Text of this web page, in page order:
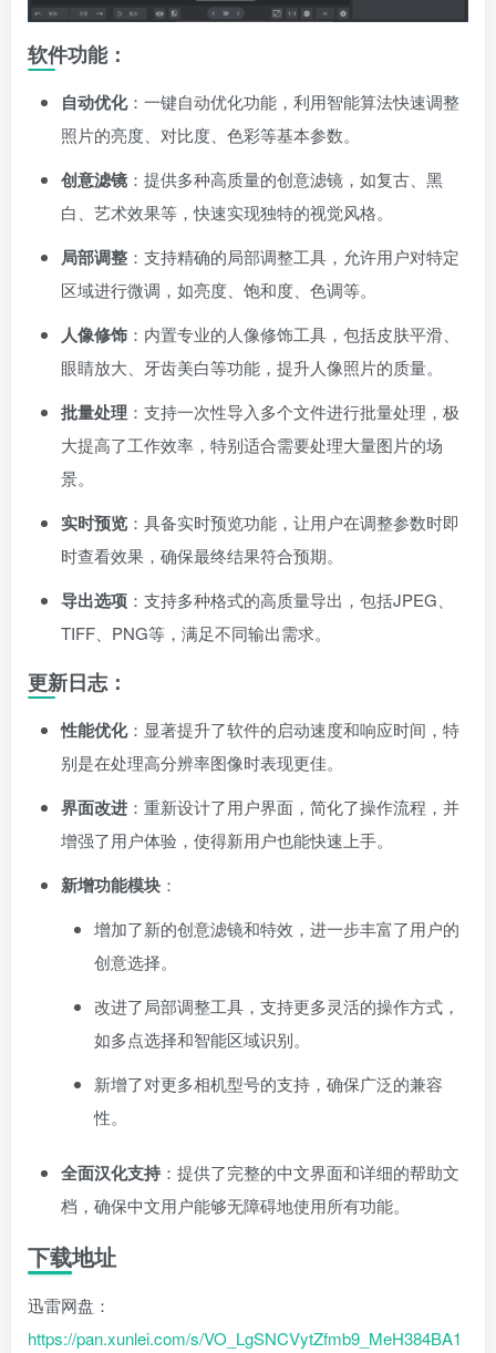
软件功能：
自动优化：一键自动优化功能，利用智能算法快速调整
照片的亮度、对比度、色彩等基本参数。
创意滤镜 ：提供多种高质量的创意滤镜，如复古、黑
白、艺术效果等，快速实现独特的视觉风格。
局部调整 ：支持精确的局部调整工具，允许用户对特定
区域进行微调，如亮度、饱和度、色调等。
人像修饰 ：内置专业的人像修饰工具，包括皮肤平滑、
眼睛放大、牙齿美白等功能，提升人像照片的质量。
批量处理 ：支持一次性导入多个文件进行批量处理，极
大提高了工作效率，特别适合需要处理大量图片的场
景。
实时预览 ：具备实时预览功能，让用户在调整参数时即
时查看效果，确保最终结果符合预期。
导出选项 ：支持多种格式的高质量导出，包括JPEG、
TIFF、PNG等，满足不同输出需求。
更新日志：
性能优化：显著提升了软件的启动速度和响应时间，特
别是在处理高分辨率图像时表现更佳。
界面改进 ：重新设计了用户界面，简化了操作流程，并
增强了用户体验，使得新用户也能快速上手。
新增功能模块 ：
增加了新的创意滤镜和特效，进一步丰富了用户的
创意选择。
改进了局部调整工具，支持更多灵活的操作方式，
如多点选择和智能区域识别。
新增了对更多相机型号的支持，确保广泛的兼容
性。
全面汉化支持：提供了完整的中文界面和详细的帮助文
档，确保中文用户能够无障碍地使用所有功能。
下载地址
迅雷网盘：
https://pan.xunlei.com/s/VO_LgSNCVytZfmb9_MeH384BA1